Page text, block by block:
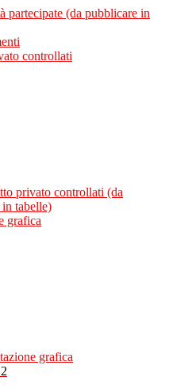
partecipate (da pubblicare in
controllati
privato controllati (da
tabelle)
grafica
grafica
2